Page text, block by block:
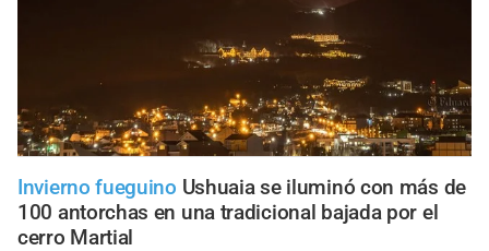
Invierno fueguino Ushuaia se iluminó con más de
100 antorchas en una tradicional bajada por el
cerro Martial